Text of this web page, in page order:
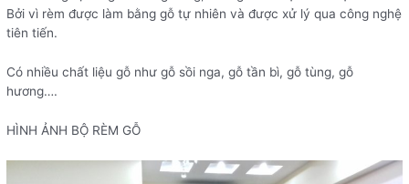
Bởi vì rèm được làm bằng gỗ tự nhiên và được xử lý qua công nghệ
tiên tiến.
Có nhiều chất liệu gỗ như gỗ sồi nga, gỗ tần bì, gỗ tùng, gỗ
hương….
HÌNH ẢNH BỘ RÈM GỖ